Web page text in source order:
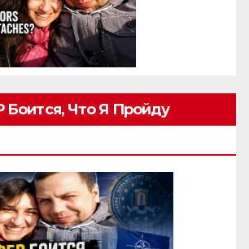
Что Я Пройду